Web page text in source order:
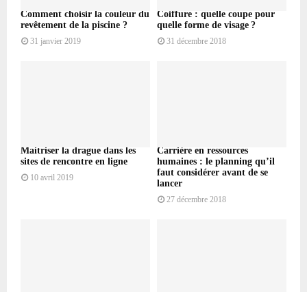
Comment choisir la couleur du
revêtement de la piscine ?
31 janvier 2019
Coiffure : quelle coupe pour
quelle forme de visage ?
31 décembre 2018
Maitriser la drague dans les
sites de rencontre en ligne
10 avril 2019
Carrière en ressources
humaines : le planning qu’il
faut considérer avant de se
lancer
27 décembre 2018